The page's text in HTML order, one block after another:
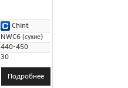
Chint
NWC6 (сухие)
440-450
30
Подробнее